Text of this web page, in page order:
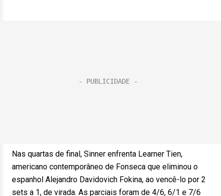
Nas quartas de final, Sinner enfrenta Learner Tien,
americano contemporâneo de Fonseca que eliminou o
espanhol Alejandro Davidovich Fokina, ao vencê-lo por 2
sets a 1, de virada. As parciais foram de 4/6, 6/1 e 7/6